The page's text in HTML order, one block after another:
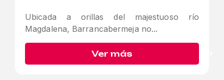
Ubicada a orillas del majestuoso río
Magdalena, Barrancabermeja no...
Ver más